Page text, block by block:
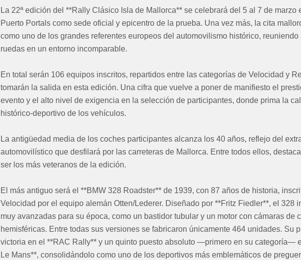
La 22ª edición del **Rally Clásico Isla de Mallorca** se celebrará del 5 al 7 de marzo
Puerto Portals como sede oficial y epicentro de la prueba. Una vez más, la cita
como uno de los grandes referentes europeos del automovilismo histórico,
ruedas en un entorno incomparable.
En total serán 106 equipos inscritos, repartidos entre las categorías de Velocidad y
tomarán la salida en esta edición. Una cifra que vuelve a poner de manifiesto el
evento y el alto nivel de exigencia en la selección de participantes, donde prima la
histórico-deportivo de los vehículos.
La antigüedad media de los coches participantes alcanza los 40 años, reflejo del
automovilístico que desfilará por las carreteras de Mallorca. Entre todos ellos,
ser los más veteranos de la edición.
El más antiguo será el **BMW 328 Roadster** de 1939, con 87 años de historia,
Velocidad por el equipo alemán Otten/Lederer. Diseñado por **Fritz Fiedler**, el 328
muy avanzadas para su época, como un bastidor tubular y un motor con cámaras de
hemisféricas. Entre todas sus versiones se fabricaron únicamente 464 unidades. Su
victoria en el **RAC Rally** y un quinto puesto absoluto —primero en su categoría—
Le Mans**, consolidándolo como uno de los deportivos más emblemáticos de